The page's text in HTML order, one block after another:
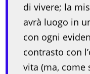
di vivere; la
avrà luogo in
con ogni
contrasto con
vita (ma, come